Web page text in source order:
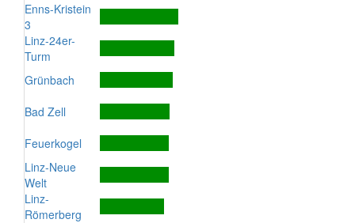
Enns-Kristein
3
Linz-24er-
Turm
Grünbach
Bad Zell
Feuerkogel
Linz-Neue
Welt
Linz-
Römerberg